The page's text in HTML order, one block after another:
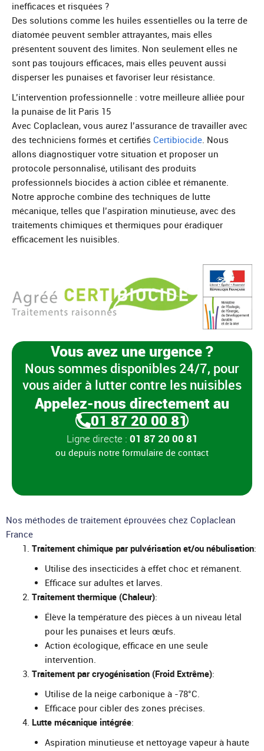
inefficaces et risquées ?
Des solutions comme les huiles essentielles ou la terre de
diatomée peuvent sembler attrayantes, mais elles
présentent souvent des limites. Non seulement elles ne
sont pas toujours efficaces, mais elles peuvent aussi
disperser les punaises et favoriser leur résistance.
L’intervention professionnelle : votre meilleure alliée pour
la punaise de lit Paris 15
Avec Coplaclean, vous aurez l’assurance de travailler avec
des techniciens formés et certifiés Certibiocide. Nous
allons diagnostiquer votre situation et proposer un
protocole personnalisé, utilisant des produits
professionnels biocides à action ciblée et rémanente.
Notre approche combine des techniques de lutte
mécanique, telles que l’aspiration minutieuse, avec des
traitements chimiques et thermiques pour éradiquer
efficacement les nuisibles.
Vous avez une urgence ?
Nous sommes disponibles 24/7, pour
vous aider à lutter contre les nuisibles
Appelez-nous directement au
01 87 20 00 81
Ligne directe : 01 87 20 00 81
ou depuis notre formulaire de contact
Nos méthodes de traitement éprouvées chez Coplaclean
France
Traitement chimique par pulvérisation et/ou nébulisation:
Utilise des insecticides à effet choc et rémanent.
Efficace sur adultes et larves.
Traitement thermique (Chaleur):
Élève la température des pièces à un niveau létal
pour les punaises et leurs œufs.
Action écologique, efficace en une seule
intervention.
Traitement par cryogénisation (Froid Extrême):
Utilise de la neige carbonique à -78°C.
Efficace pour cibler des zones précises.
Lutte mécanique intégrée:
Aspiration minutieuse et nettoyage vapeur à haute